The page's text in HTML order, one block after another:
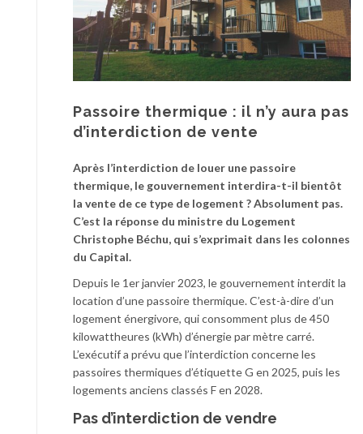
Passoire thermique : il n’y aura pas
d’interdiction de vente
Après l’interdiction de louer une passoire
thermique, le gouvernement interdira-t-il bientôt
la vente de ce type de logement ? Absolument pas.
C’est la réponse du ministre du Logement
Christophe Béchu, qui s’exprimait dans les colonnes
du Capital.
Depuis le 1er janvier 2023, le gouvernement interdit la
location d’une passoire thermique. C’est-à-dire d’un
logement énergivore, qui consomment plus de 450
kilowattheures (kWh) d’énergie par mètre carré.
L’exécutif a prévu que l’interdiction concerne les
passoires thermiques d’étiquette G en 2025, puis les
logements anciens classés F en 2028.
Pas d’interdiction de vendre